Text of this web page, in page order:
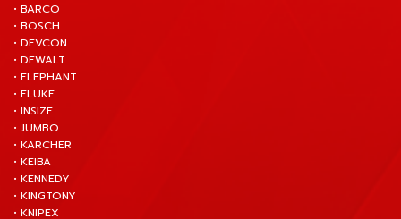
• BARCO
• BOSCH
• DEVCON
• DEWALT
• ELEPHANT
• FLUKE
• INSIZE
• JUMBO
• KARCHER
• KEIBA
• KENNEDY
• KINGTONY
• KNIPEX